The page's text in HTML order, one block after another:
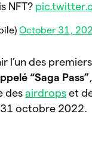
NFT?
October 31,
l’un des
“Saga Pass”
desairdrops et
31 octobre 2022.